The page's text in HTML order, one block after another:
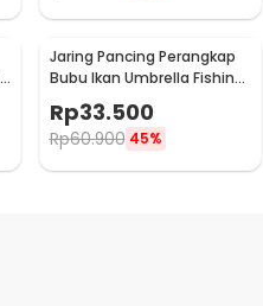
Jaring Pancing Perangkap
Bubu Ikan Umbrella Fishing
Net 16 Holes - H14572
Rp33.500
Rp60.900 45%